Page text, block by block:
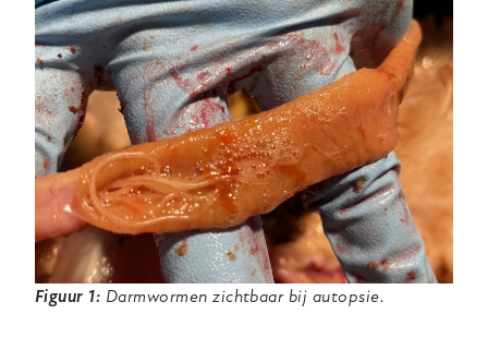
Figuur 1: Darmwormen zichtbaar bij autopsie.